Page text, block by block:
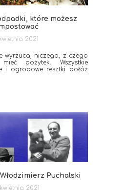
które możesz
2021
wyrzucaj niczego, z czego
pożytek. Wszystkie
i ogrodowe resztki dołóż
Puchalski
2021